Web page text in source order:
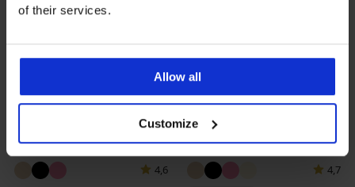
of their services.
Allow all
Customize
4,6
4,7